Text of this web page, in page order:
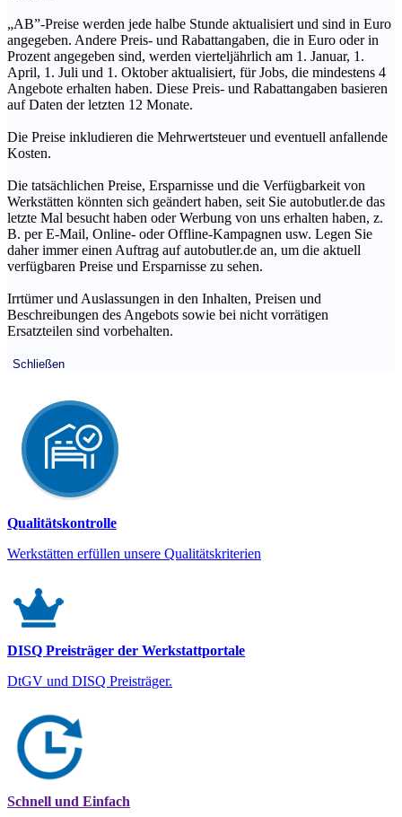
„AB”-Preise werden jede halbe Stunde aktualisiert und sind in Euro
angegeben. Andere Preis- und Rabattangaben, die in Euro oder in
Prozent angegeben sind, werden vierteljährlich am 1. Januar, 1.
April, 1. Juli und 1. Oktober aktualisiert, für Jobs, die mindestens 4
Angebote erhalten haben. Diese Preis- und Rabattangaben basieren
auf Daten der letzten 12 Monate.
Die Preise inkludieren die Mehrwertsteuer und eventuell anfallende
Kosten.
Die tatsächlichen Preise, Ersparnisse und die Verfügbarkeit von
Werkstätten könnten sich geändert haben, seit Sie autobutler.de das
letzte Mal besucht haben oder Werbung von uns erhalten haben, z.
B. per E-Mail, Online- oder Offline-Kampagnen usw. Legen Sie
daher immer einen Auftrag auf autobutler.de an, um die aktuell
verfügbaren Preise und Ersparnisse zu sehen.
Irrtümer und Auslassungen in den Inhalten, Preisen und
Beschreibungen des Angebots sowie bei nicht vorrätigen
Ersatzteilen sind vorbehalten.
Schließen
Qualitätskontrolle
Werkstätten erfüllen unsere Qualitätskriterien
DISQ Preisträger der Werkstattportale
DtGV und DISQ Preisträger.
Schnell und Einfach